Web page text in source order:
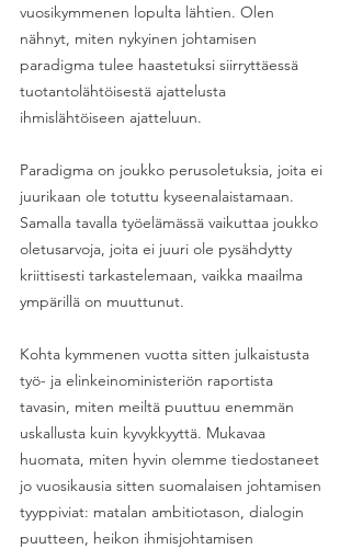
vuosikymmenen lopulta lähtien. Olen
nähnyt, miten nykyinen johtamisen
paradigma tulee haastetuksi siirryttäessä
tuotantolähtöisestä ajattelusta
ihmislähtöiseen ajatteluun.
Paradigma on joukko perusoletuksia, joita ei
juurikaan ole totuttu kyseenalaistamaan.
Samalla tavalla työelämässä vaikuttaa joukko
oletusarvoja, joita ei juuri ole pysähdytty
kriittisesti tarkastelemaan, vaikka maailma
ympärillä on muuttunut.
Kohta kymmenen vuotta sitten julkaistusta
työ- ja elinkeinoministeriön raportista
tavasin, miten meiltä puuttuu enemmän
uskallusta kuin kyvykkyyttä. Mukavaa
huomata, miten hyvin olemme tiedostaneet
jo vuosikausia sitten suomalaisen johtamisen
tyyppiviat: matalan ambitiotason, dialogin
puutteen, heikon ihmisjohtamisen